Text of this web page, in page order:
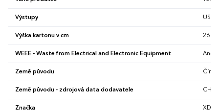
Výstupy USB-
Výška kartonu v cm 26 cm
WEEE - Waste from Electrical and Electronic Equipment Ano
Země původu Čína
Země původu - zdrojová data dodavatele CHN
Značka XD